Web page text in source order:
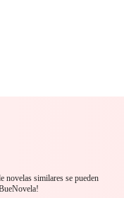
novelas similares se pueden